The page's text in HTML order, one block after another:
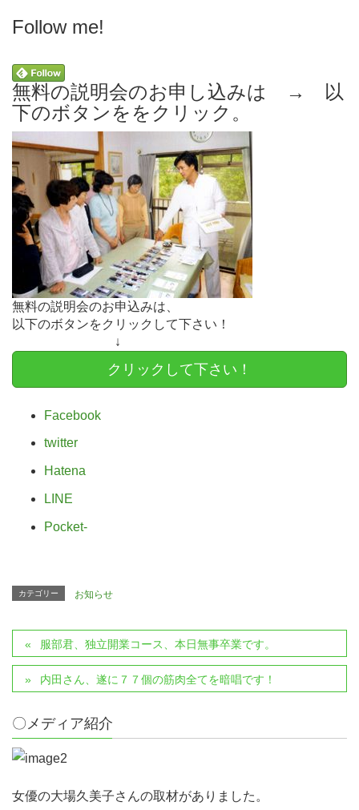
Follow me!
無料の説明会のお申し込みは → 以
下のボタンををクリック。
無料の説明会のお申込みは、
以下のボタンをクリックして下さい！
↓
クリックして下さい！
Facebook
twitter
Hatena
LINE
Pocket-
カテゴリー お知らせ
服部君、独立開業コース、本日無事卒業です。
内田さん、遂に７７個の筋肉全てを暗唱です！
〇メディア紹介
女優の大場久美子さんの取材がありました。